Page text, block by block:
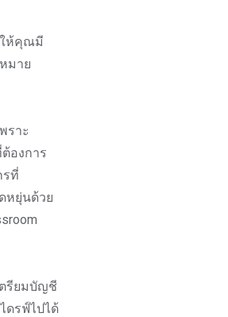
ให้คุณมี
มาย
ราะ
องการ
รที่
หยุ่นด้วย
รียมบัญชี
ดรฟ์ไปได้